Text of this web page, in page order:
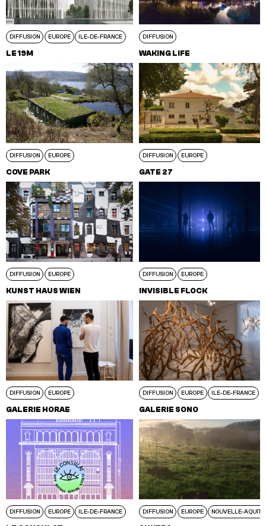
DIFFUSION EUROPE ILE-DE-FRANCE
LE 19M
DIFFUSION
WAKING LIFE
DIFFUSION EUROPE
COVE PARK
DIFFUSION EUROPE
GATE 27
DIFFUSION EUROPE
KUNST HAUS WIEN
DIFFUSION EUROPE
INVISIBLE FLOCK
DIFFUSION EUROPE
GALERIE HORAE
DIFFUSION EUROPE ILE-DE-FRANCE
GALERIE SONO
DIFFUSION EUROPE ILE-DE-FRANCE DIFFUSION EUROPE NOUVELLE-